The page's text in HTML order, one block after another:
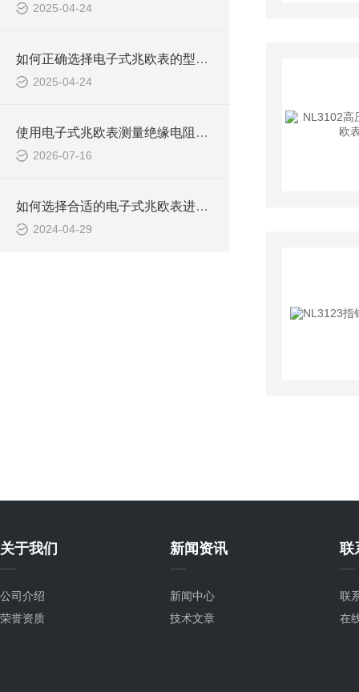
2025-04-24
如何正确选择电子式兆欧表的型号？
2025-04-24
使用电子式兆欧表测量绝缘电阻的步骤
2026-07-16
如何选择合适的电子式兆欧表进行测试？
2024-04-29
关于我们
公司介绍
荣誉资质
新闻资讯
新闻中心
技术文章
联
联
在